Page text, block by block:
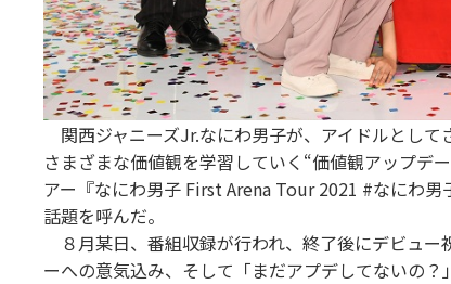
関西ジャニーズJr.なにわ男子が、アイドルとして
さまざまな価値観を学習していく“価値観アップデ
アー『なにわ男子 First Arena Tour 2021 #なにわ
話題を呼んだ。
８月某日、番組収録が行われ、終了後にデビュ
ーへの意気込み、そして「まだアプデしてないの？